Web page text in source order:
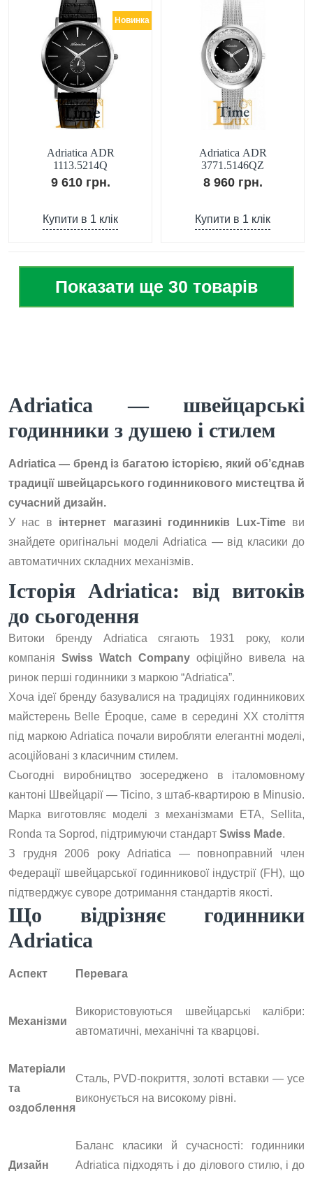
Новинка
Adriatica ADR
1113.5214Q
9 610 грн.
Купити в 1 клік
Adriatica ADR
3771.5146QZ
8 960 грн.
Купити в 1 клік
Показати ще 30 товарів
Adriatica — швейцарські
годинники з душею і стилем
Adriatica — бренд із багатою історією, який об’єднав
традиції швейцарського годинникового мистецтва й
сучасний дизайн.
У нас в інтернет магазині годинників Lux-Timeви
знайдете оригінальні моделі Adriatica — від класики до
автоматичних складних механізмів.
Історія Adriatica: від витоків
до сьогодення
Витоки бренду Adriatica сягають 1931 року, коли
компанія Swiss Watch Company офіційно вивела на
ринок перші годинники з маркою “Adriatica”.
Хоча ідеї бренду базувалися на традиціях годинникових
майстерень Belle Époque, саме в середині XX століття
під маркою Adriatica почали виробляти елегантні моделі,
асоційовані з класичним стилем.
Сьогодні виробництво зосереджено в італомовному
кантоні Швейцарії — Ticino, з штаб-квартирою в Minusio.
Марка виготовляє моделі з механізмами ETA, Sellita,
Ronda та Soprod, підтримуючи стандарт Swiss Made.
З грудня 2006 року Adriatica — повноправний член
Федерації швейцарської годинникової індустрії (FH), що
підтверджує суворе дотримання стандартів якості.
Що відрізняє годинники
Adriatica
Аспект Перевага
Механізми
Використовуються швейцарські калібри:
автоматичні, механічні та кварцові.
Матеріали
та
оздоблення
Сталь, PVD-покриття, золоті вставки — усе
виконується на високому рівні.
Дизайн
Баланс класики й сучасності: годинники
Adriatica підходять і до ділового стилю, і до